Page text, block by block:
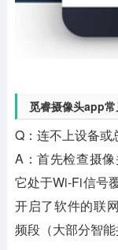
觅睿摄像头app
Q：连不上设备或
A：首先检查摄
它处于Wi-Fi信号
开启了软件的联
频段（大部分智能